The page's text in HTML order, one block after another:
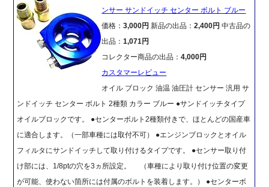
ンサー サンドイッチ センター ボルト ブルー
価格：3,000円新品の出品：2,400円 中古品の
出品：1,071円
コレクター商品の出品：4,000円
カスタマーレビュー
オイル ブロック 油温 油圧計 センサー 汎用 サ
ンドイッチ センター ボルト 2種類 カラー ブルー ●サンドイッチタイプ
オイルブロックです。 ●センターボルト2種類付きで、ほとんどの国産車
に適合します。（一部車種には取付不可） ●エンジンブロックとオイル
フィルタにサンドイッチして取り付けるタイプです。 ●センサー取り付
け部には、1/8ptの穴を3ヵ所設定。 （車種により取り付け位置の変更
が可能、使わない箇所には付属のボルトを装着します。） ●センターボ